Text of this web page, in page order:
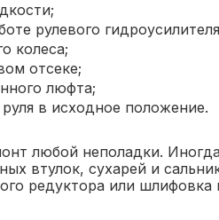
рулевого
колеса;
отсеке;
люфта;
в исходное положение.
любой неполадки.
втулок, сухарей и
редуктора или шлифовка